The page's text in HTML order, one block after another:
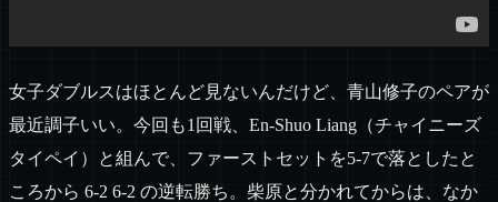
女子ダブルスはほとんど見ないんだけど、青山修子のペアが
最近調子いい。今回も1回戦、En-Shuo Liang（チャイニーズ
タイペイ）と組んで、ファーストセットを5-7で落としたと
ころから 6-2 6-2 の逆転勝ち。柴原と分かれてからは、なか